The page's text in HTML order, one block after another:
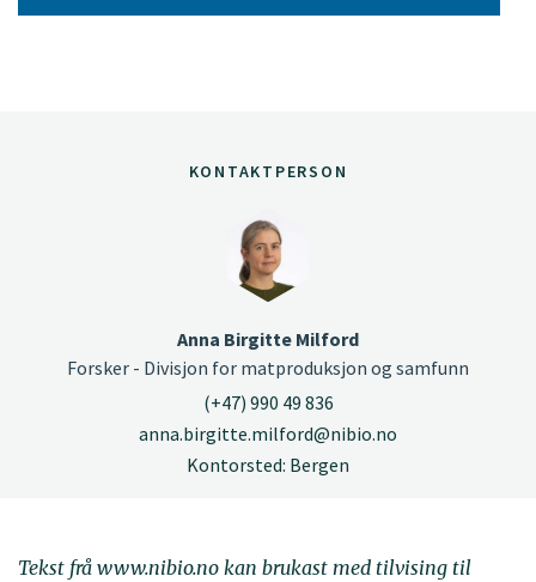
KONTAKTPERSON
Anna Birgitte Milford
Forsker - Divisjon for matproduksjon og samfunn
(+47) 990 49 836
anna.birgitte.milford@nibio.no
Kontorsted: Bergen
Tekst frå www.nibio.no kan brukast med tilvising til